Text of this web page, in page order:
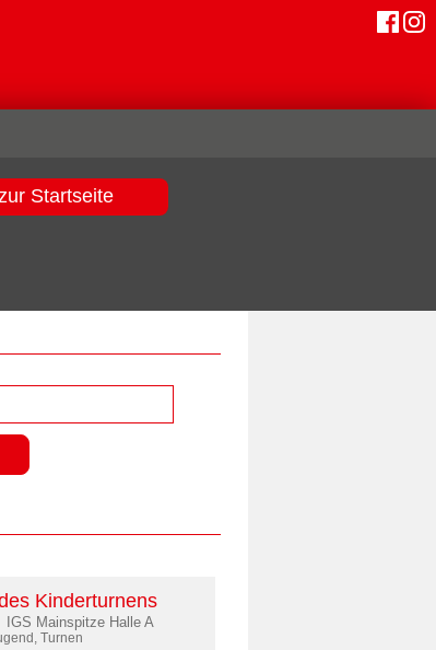
Startseite
Kinderturnens
IGS Mainspitze Halle A
Turnen